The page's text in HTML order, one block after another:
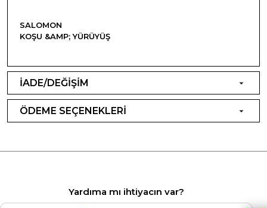
SALOMON
KOŞU &AMP; YÜRÜYÜŞ
İADE/DEĞİŞİM
ÖDEME SEÇENEKLERİ
Yardıma mı ihtiyacın var?